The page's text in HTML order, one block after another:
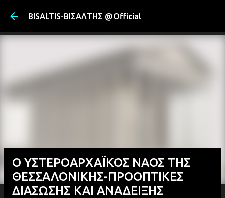
BISALTIS-ΒΙΣΑΛΤΗΣ @Official
Ο ΥΣΤΕΡΟΑΡΧΑΪΚΟΣ ΝΑΟΣ ΤΗΣ
ΘΕΣΣΑΛΟΝΙΚΗΣ-ΠΡΟΟΠΤΙΚΕΣ
ΔΙΑΣΩΣΗΣ ΚΑΙ ΑΝΑΔΕΙΞΗΣ